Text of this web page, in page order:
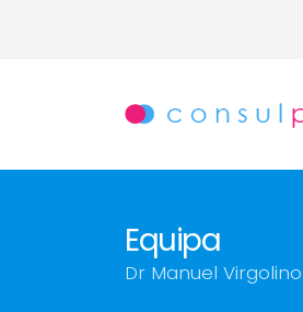
Equipa
Dr Manuel Virgolino